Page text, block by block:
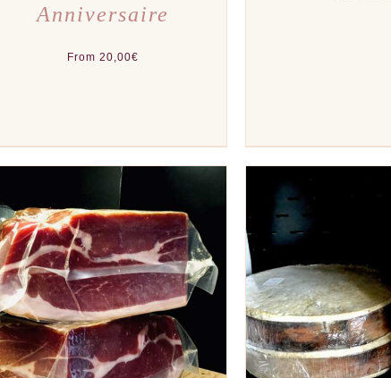
Anniversaire
From 20,00€
AJOUTER AU PANIER / APERÇU AJOUTER AU PANIER